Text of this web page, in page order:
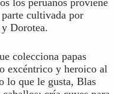
los peruanos proviene
cultivada por
Dorotea.
colecciona papas
excéntrico y heroico al
lo que le gusta, Blas